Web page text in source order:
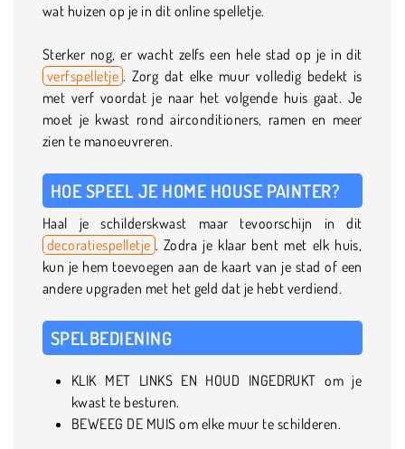
wat huizen op je in dit online spelletje.
Sterker nog, er wacht zelfs een hele stad op je in dit
verfspelletje . Zorg dat elke muur volledig bedekt is
met verf voordat je naar het volgende huis gaat. Je
moet je kwast rond airconditioners, ramen en meer
zien te manoeuvreren.
HOE SPEEL JE HOME HOUSE PAINTER?
Haal je schilderskwast maar tevoorschijn in dit
decoratiespelletje . Zodra je klaar bent met elk huis,
kun je hem toevoegen aan de kaart van je stad of een
andere upgraden met het geld dat je hebt verdiend.
SPELBEDIENING
KLIK MET LINKS EN HOUD INGEDRUKT om je
kwast te besturen.
BEWEEG DE MUIS om elke muur te schilderen.